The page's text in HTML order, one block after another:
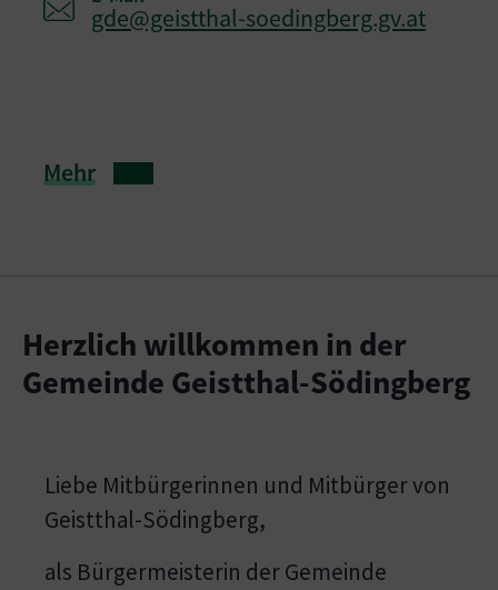
gde@geistthal-soedingberg.gv.at
Mehr
Herzlich willkommen in der
Gemeinde Geistthal-Södingberg
Liebe Mitbürgerinnen und Mitbürger von
Geistthal-Södingberg,
als Bürgermeisterin der Gemeinde